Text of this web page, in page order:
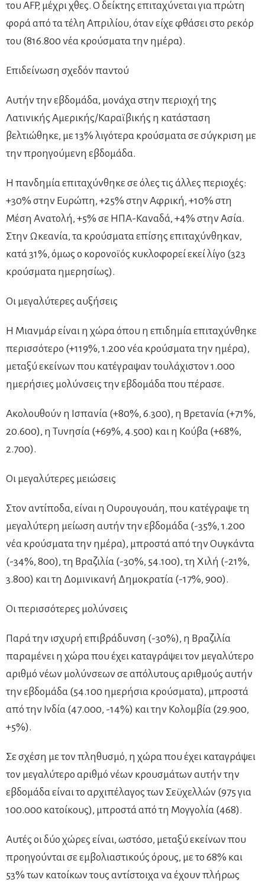
του AFP, μέχρι χθες. Ο δείκτης επιταχύνεται για πρώτη
φορά από τα τέλη Απριλίου, όταν είχε φθάσει στο ρεκόρ
του (816.800 νέα κρούσματα την ημέρα).
Επιδείνωση σχεδόν παντού
Αυτήν την εβδομάδα, μονάχα στην περιοχή της
Λατινικής Αμερικής/Καραϊβικής η κατάσταση
βελτιώθηκε, με 13% λιγότερα κρούσματα σε σύγκριση με
την προηγούμενη εβδομάδα.
Η πανδημία επιταχύνθηκε σε όλες τις άλλες περιοχές:
+30% στην Ευρώπη, +25% στην Αφρική, +10% στη
Μέση Ανατολή, +5% σε ΗΠΑ-Καναδά, +4% στην Ασία.
Στην Ωκεανία, τα κρούσματα επίσης επιταχύνθηκαν,
κατά 31%, όμως ο κορονοϊός κυκλοφορεί εκεί λίγο (323
κρούσματα ημερησίως).
Οι μεγαλύτερες αυξήσεις
Η Μιανμάρ είναι η χώρα όπου η επιδημία επιταχύνθηκε
περισσότερο (+119%, 1.200 νέα κρούσματα την ημέρα),
μεταξύ εκείνων που κατέγραψαν τουλάχιστον 1.000
ημερήσιες μολύνσεις την εβδομάδα που πέρασε.
Ακολουθούν η Ισπανία (+80%, 6.300), η Βρετανία (+71%,
20.600), η Τυνησία (+69%, 4.500) και η Κούβα (+68%,
2.700).
Οι μεγαλύτερες μειώσεις
Στον αντίποδα, είναι η Ουρουγουάη, που κατέγραψε τη
μεγαλύτερη μείωση αυτήν την εβδομάδα (-35%, 1.200
νέα κρούσματα την ημέρα), μπροστά από την Ουγκάντα
(-34%, 800), τη Βραζιλία (-30%, 54.100), τη Χιλή (-21%,
3.800) και τη Δομινικανή Δημοκρατία (-17%, 900).
Οι περισσότερες μολύνσεις
Παρά την ισχυρή επιβράδυνση (-30%), η Βραζιλία
παραμένει η χώρα που έχει καταγράψει τον μεγαλύτερο
αριθμό νέων μολύνσεων σε απόλυτους αριθμούς αυτήν
την εβδομάδα (54.100 ημερήσια κρούσματα), μπροστά
από την Ινδία (47.000, -14%) και την Κολομβία (29.900,
+5%).
Σε σχέση με τον πληθυσμό, η χώρα που έχει καταγράψει
τον μεγαλύτερο αριθμό νέων κρουσμάτων αυτήν την
εβδομάδα είναι το αρχιπέλαγος των Σεϋχελλών (975 για
100.000 κατοίκους), μπροστά από τη Μογγολία (468).
Αυτές οι δύο χώρες είναι, ωστόσο, μεταξύ εκείνων που
προηγούνται σε εμβολιαστικούς όρους, με το 68% και
53% των κατοίκων τους αντίστοιχα να έχουν πλήρως